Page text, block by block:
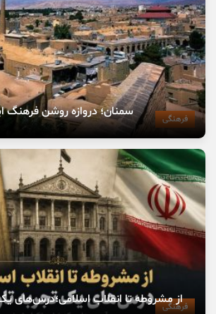
فرهنگی سمنان؛ دروازه روشن فرهنگ
فرهنگی
از مشروطه تا انقلاب اسلامی؛درس‌های